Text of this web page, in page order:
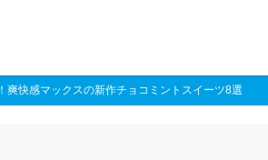
爽快感マックスの新作チョコミントスイーツ8選